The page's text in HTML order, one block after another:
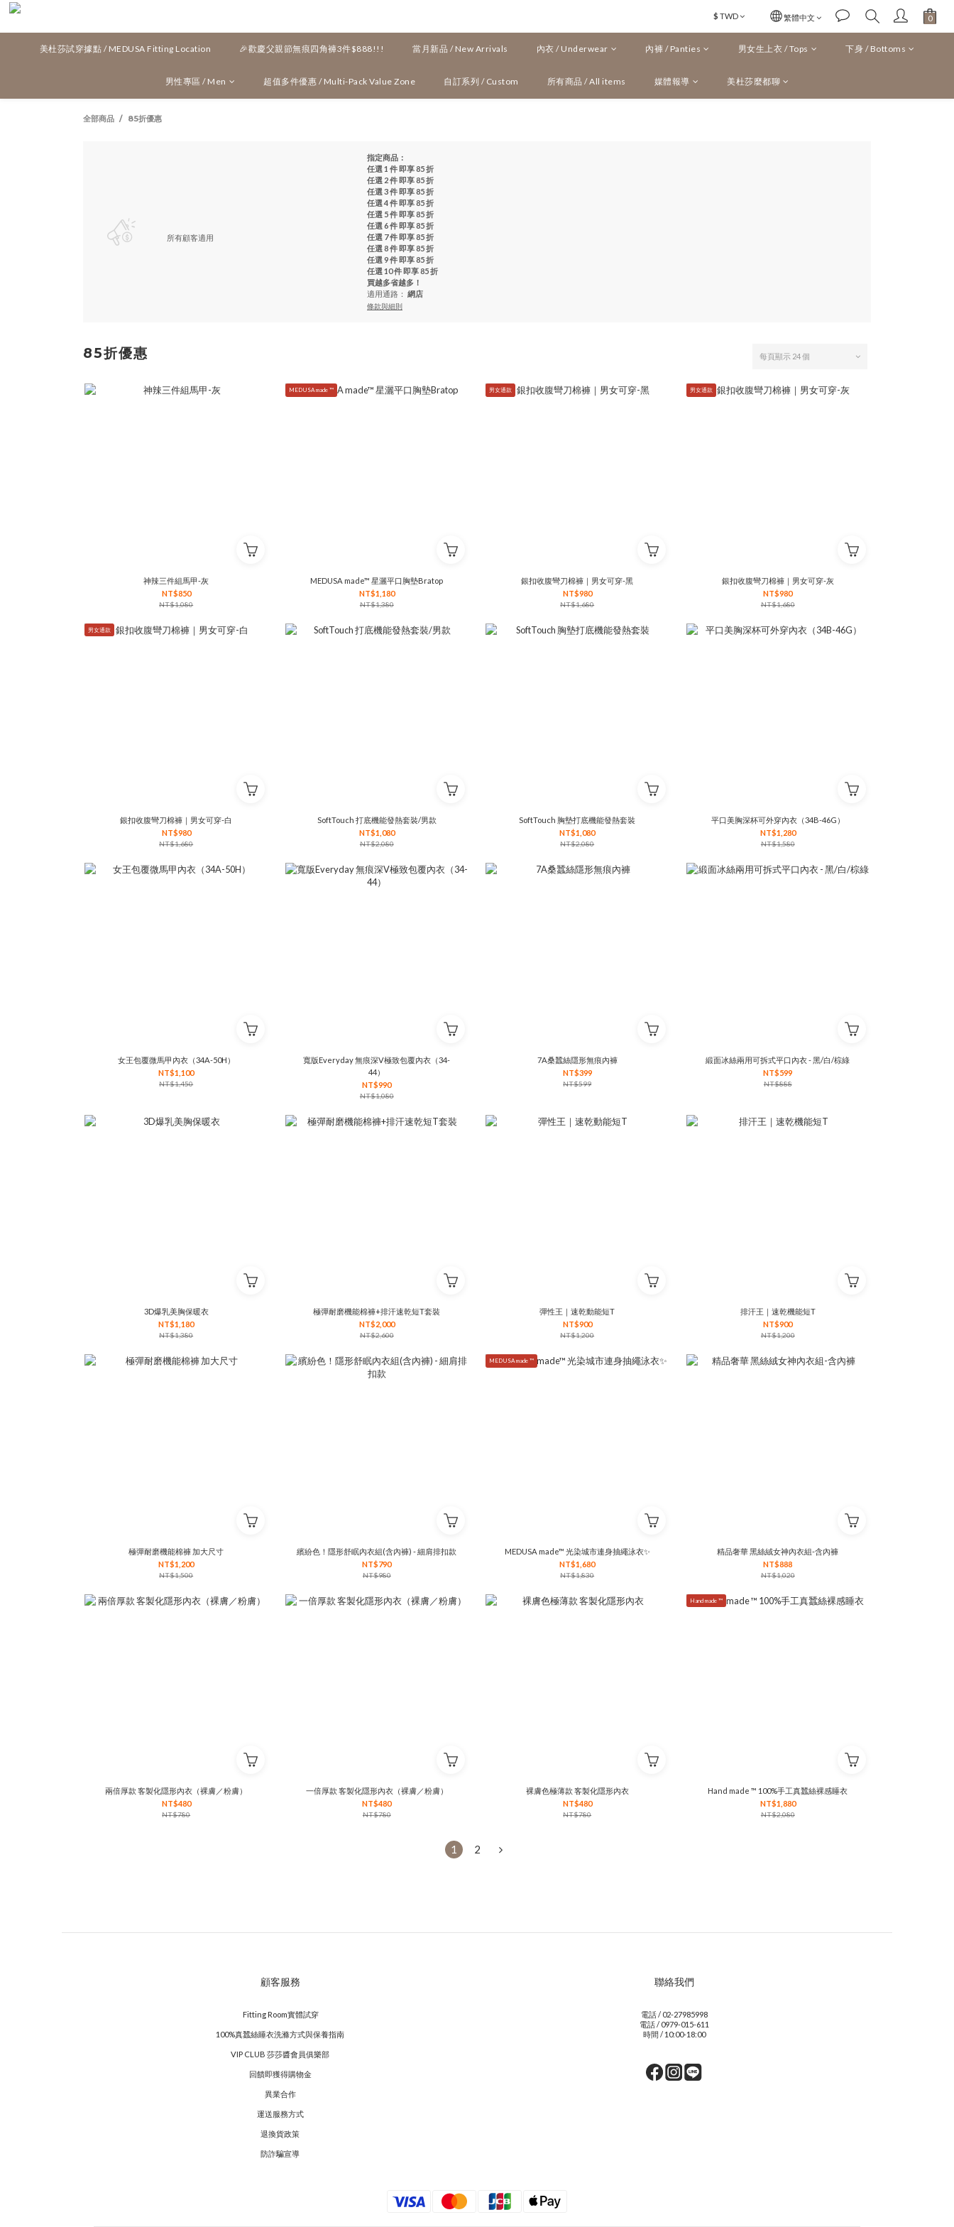
$ TWD 繁體中文
美杜莎試穿據點 / MEDUSA Fitting Location 🎉歡慶父親節無痕四角褲3件$888!!! 當月新品 / New Arrivals 內衣 / Underwear 內褲 / Panties 男女生上衣 / Tops 下身 / Bottoms
男性專區 / Men 超值多件優惠 / Multi-Pack Value Zone 自訂系列 / Custom 所有商品 / All items 媒體報導 美杜莎麼都聊
全部商品 85折優惠
所有顧客適用
指定商品：
任選 1 件 即享 85 折
任選 2 件 即享 85 折
任選 3 件 即享 85 折
任選 4 件 即享 85 折
任選 5 件 即享 85 折
任選 6 件 即享 85 折
任選 7 件 即享 85 折
任選 8 件 即享 85 折
任選 9 件 即享 85 折
任選 10 件 即享 85 折
買越多省越多！
適用通路： 網店
條款與細則
85折優惠 每頁顯示 24 個
神辣三件組馬甲-灰
NT$850
NT$1,080
MEDUSA made ™
MEDUSA made™ 星灑平口胸墊Bratop
NT$1,180
NT$1,380
男女通款
銀扣收腹彎刀棉褲｜男女可穿-黑
NT$980
NT$1,680
男女通款
銀扣收腹彎刀棉褲｜男女可穿-灰
NT$980
NT$1,680
男女通款
銀扣收腹彎刀棉褲｜男女可穿-白
NT$980
NT$1,680
SoftTouch 打底機能發熱套裝/男款
NT$1,080
NT$2,080
SoftTouch 胸墊打底機能發熱套裝
NT$1,080
NT$2,080
平口美胸深杯可外穿內衣（34B-46G）
NT$1,280
NT$1,580
女王包覆微馬甲內衣（34A-50H）
NT$1,100
NT$1,450
寬版Everyday 無痕深V極致包覆內衣（34-
44）
NT$990
NT$1,080
7A桑蠶絲隱形無痕內褲
NT$399
NT$599
緞面冰絲兩用可拆式平口內衣 - 黑/白/棕綠
NT$599
NT$888
3D爆乳美胸保暖衣
NT$1,180
NT$1,380
極彈耐磨機能棉褲+排汗速乾短T套裝
NT$2,000
NT$2,600
彈性王｜速乾動能短T
NT$900
NT$1,200
排汗王｜速乾機能短T
NT$900
NT$1,200
極彈耐磨機能棉褲 加大尺寸
NT$1,200
NT$1,500
繽紛色！隱形舒眠內衣組(含內褲) - 細肩排扣款
NT$790
NT$980
MEDUSA made ™
MEDUSA made™ 光染城市連身抽繩泳衣✨
NT$1,680
NT$1,830
精品奢華 黑絲絨女神內衣組-含內褲
NT$888
NT$1,020
兩倍厚款 客製化隱形內衣（裸膚／粉膚）
NT$480
NT$780
一倍厚款 客製化隱形內衣（裸膚／粉膚）
NT$480
NT$780
裸膚色極薄款 客製化隱形內衣
NT$480
NT$780
Hand made ™
Hand made ™ 100%手工真蠶絲裸感睡衣
NT$1,880
NT$2,080
1 2
顧客服務
Fitting Room實體試穿
100%真蠶絲睡衣洗滌方式與保養指南
VIP CLUB 莎莎醬會員俱樂部
回饋即獲得購物金
異業合作
運送服務方式
退換貨政策
防詐騙宣導
聯絡我們
電話 / 02-27985998
電話 / 0979-015-611
時間 / 10:00-18:00